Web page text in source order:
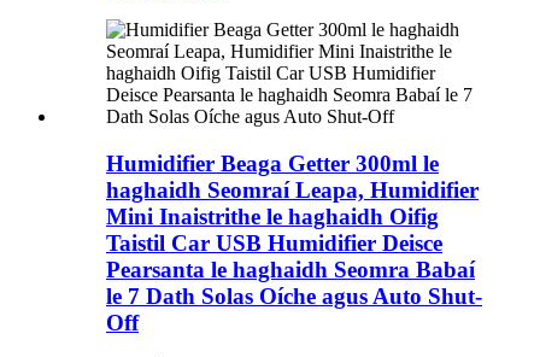
Humidifier Beaga Getter 300ml le
haghaidh Seomraí Leapa, Humidifier
Mini Inaistrithe le haghaidh Oifig
Taistil Car USB Humidifier Deisce
Pearsanta le haghaidh Seomra Babaí
le 7 Dath Solas Oíche agus Auto Shut-
Off